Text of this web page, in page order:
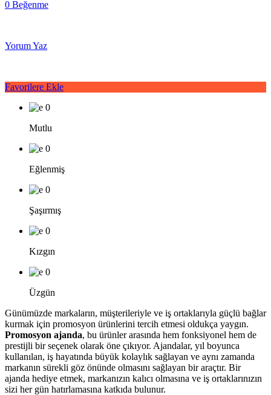
0 Beğenme
Yorum Yaz
Favorilere Ekle
0
Mutlu
0
Eğlenmiş
0
Şaşırmış
0
Kızgın
0
Üzgün
Günümüzde markaların, müşterileriyle ve iş ortaklarıyla güçlü bağlar
kurmak için promosyon ürünlerini tercih etmesi oldukça yaygın.
Promosyon ajanda, bu ürünler arasında hem fonksiyonel hem de
prestijli bir seçenek olarak öne çıkıyor. Ajandalar, yıl boyunca
kullanılan, iş hayatında büyük kolaylık sağlayan ve aynı zamanda
markanın sürekli göz önünde olmasını sağlayan bir araçtır. Bir
ajanda hediye etmek, markanızın kalıcı olmasına ve iş ortaklarınızın
sizi her gün hatırlamasına katkıda bulunur.